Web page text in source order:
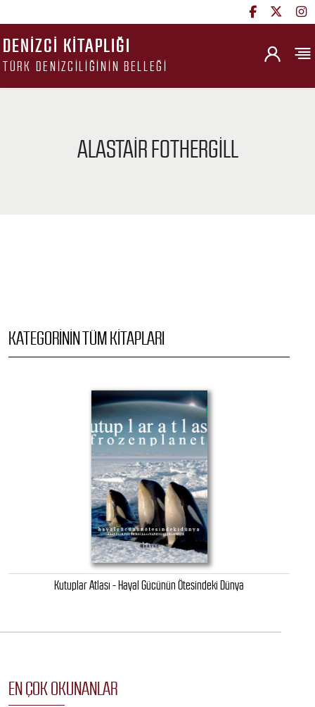
DENIZCI KITAPLIĞI
TÜRK DENIZCILIĞININ BELLEĞI
ALASTAIR FOTHERGILL
KATEGORININ TÜM KITAPLARI
Kutuplar Atlası - Hayal Gücünün Ötesindeki Dünya
EN ÇOK OKUNANLAR